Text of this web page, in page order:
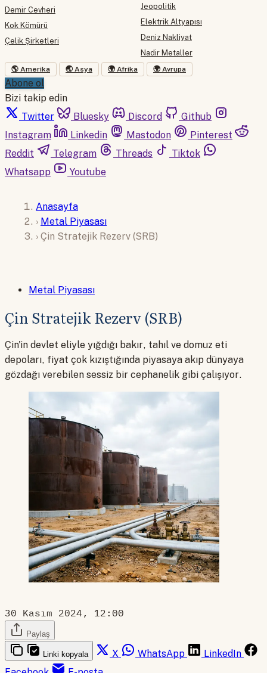
Demir Cevheri
Kok Kömürü
Çelik Şirketleri
Jeopolitik
Elektrik Altyapısı
Deniz Nakliyat
Nadir Metaller
🌎 Amerika 🌏 Asya 🌍 Afrika 🌍 Avrupa
Abone ol
Bizi takip edin
Twitter
Bluesky Discord
Github
Instagram
Linkedin Mastodon
Pinterest
Reddit
Telegram Threads
Tiktok
Whatsapp
Youtube
Anasayfa
› Metal Piyasası
› Çin Stratejik Rezerv (SRB)
Metal Piyasası
Çin Stratejik Rezerv (SRB)
Çin'in devlet eliyle yığdığı bakır, tahıl ve domuz eti
depoları, fiyat çok kızıştığında piyasaya akıp dünyaya
gözdağı verebilen sessiz bir cephanelik gibi çalışıyor.
30 Kasım 2024, 12:00
Paylaş
Linki kopyala X WhatsApp
LinkedIn